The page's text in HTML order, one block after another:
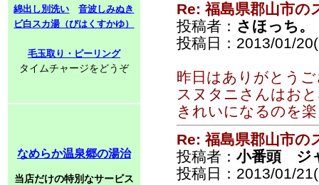
綿出し別洗い
音波しみぬき
ビ白スカ湯（びはくすかゆ）
毛玉取り・ピーリング
タイムチャージをどうぞ
なめらか温泉郷の湯治
当店だけの特別なサービス
Re: 福島県郡山市の
投稿者： さほっち。
投稿日：2013/01/
昨日はありがとう
スヌタニさんはお
きれいになるのを
Re: 福島県郡山市の
投稿者： 小番頭 ジ
投稿日：2013/01/